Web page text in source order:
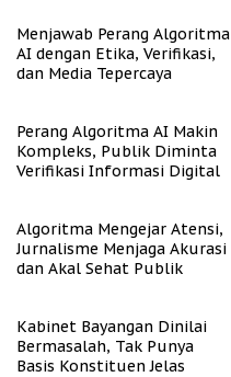
Menjawab Perang Algoritma
AI dengan Etika, Verifikasi,
dan Media Tepercaya
Perang Algoritma AI Makin
Kompleks, Publik Diminta
Verifikasi Informasi Digital
Algoritma Mengejar Atensi,
Jurnalisme Menjaga Akurasi
dan Akal Sehat Publik
Kabinet Bayangan Dinilai
Bermasalah, Tak Punya
Basis Konstituen Jelas